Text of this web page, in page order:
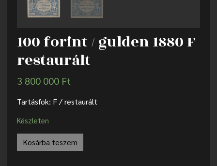
100 forint / gulden 1880 F
restaurált
3 800 000 Ft
Tartásfok: F / restaurált
Készleten
Kosárba teszem